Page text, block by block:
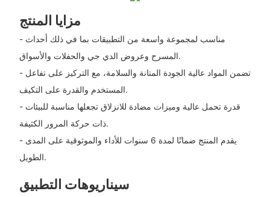
مزايا المنتج
- مناسب لمجموعة واسعة من التطبيقات بما في ذلك أحداث
المسرح وعروض الدي جي والحفلات والأسواق.
- تضمن المواد عالية الجودة المتانة والسلامة، مع التركيز على تفاعل
المستخدم والقدرة على التكيف.
- قدرة تحمل عالية وميزات مضادة للانزلاق تجعلها مناسبة للبيئات
ذات حركة المرور الكثيفة.
- يقدم المنتج ضمانًا لمدة 6 سنوات للأداء والموثوقية على المدى
الطويل.
سيناريوهات التطبيق